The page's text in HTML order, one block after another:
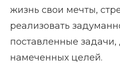
жизнь свои мечты,
реализовать
поставленные задачи,
намеченных целей.